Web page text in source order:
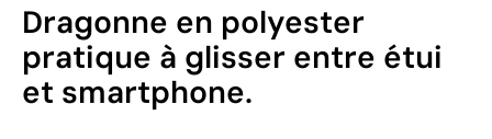
Dragonne en polyester
pratique à glisser entre étui
et smartphone.